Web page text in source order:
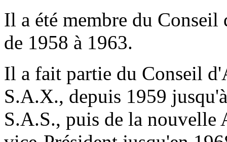
Il a été membre du
de 1958 à 1963.
Il a fait partie du Conseil
S.A.X., depuis 1959
S.A.S., puis de la nouvelle